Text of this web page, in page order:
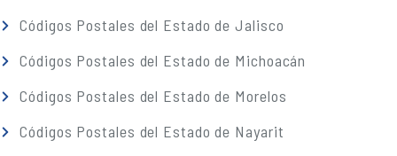
Códigos Postales del Estado de Jalisco
Códigos Postales del Estado de Michoacán
Códigos Postales del Estado de Morelos
Códigos Postales del Estado de Nayarit